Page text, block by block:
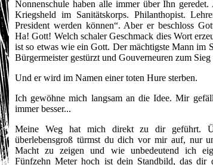
Nonnenschule haben alle immer über Ihn
Kriegsheld im Sanitätskorps. Philanthopist.
President werden können“. Aber er beschloss
Ha! Gott! Welch schaler Geschmack dies Wort
ist so etwas wie ein Gott. Der mächtigste Mann im
Bürgermeister gestürzt und Gouverneuren zum
Und er wird im Namen einer toten Hure sterben.
Ich gewöhne mich langsam an die Idee. Mir
immer besser...
Meine Weg hat mich direkt zu dir geführt.
überlebensgroß türmst du dich vor mir auf, nur
Macht zu zeigen und wie unbedeutend ich
Fünfzehn Meter hoch ist dein Standbild, das dir